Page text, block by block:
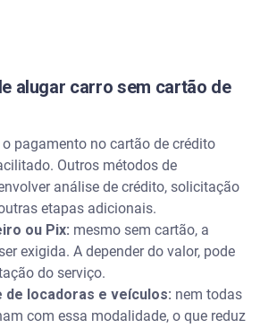
alugar carro sem cartão de
o pagamento no cartão de crédito
Outros métodos de
análise de crédito, solicitação
etapas adicionais.
ou Pix: mesmo sem cartão, a
exigida. A depender do valor, pode
do serviço.
de locadoras e veículos: nem todas
com essa modalidade, o que reduz